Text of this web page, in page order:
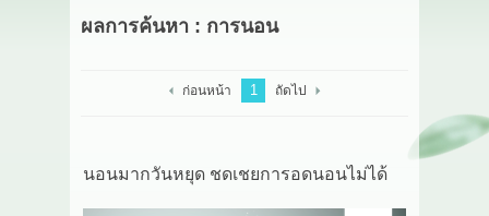
หน้าหลัก
HERBBRIGHT WELLNESS
ผลการค้นหา : การนอน
ก่อนหน้า 1 ถัดไป
นอนมากวันหยุด ชดเชยการอดนอนไม่ได้